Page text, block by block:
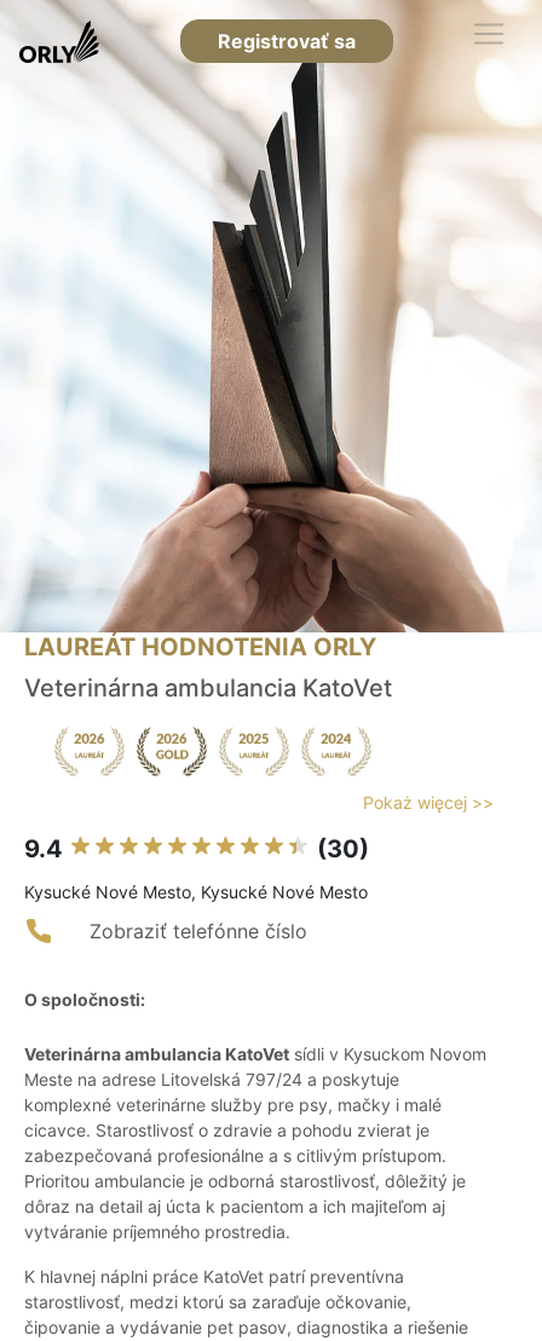
Registrovať sa
LAUREÁT HODNOTENIA ORLY
Veterinárna ambulancia KatoVet
Pokaż więcej >>
9.4 (30)
Kysucké Nové Mesto, Kysucké Nové Mesto
Zobraziť telefónne číslo
O spoločnosti:
Veterinárna ambulancia KatoVet sídli v Kysuckom Novom
Meste na adrese Litovelská 797/24 a poskytuje
komplexné veterinárne služby pre psy, mačky i malé
cicavce. Starostlivosť o zdravie a pohodu zvierat je
zabezpečovaná profesionálne a s citlivým prístupom.
Prioritou ambulancie je odborná starostlivosť, dôležitý je
dôraz na detail aj úcta k pacientom a ich majiteľom aj
vytváranie príjemného prostredia.
K hlavnej náplni práce KatoVet patrí preventívna
starostlivosť, medzi ktorú sa zaraďuje očkovanie,
čipovanie a vydávanie pet pasov, diagnostika a riešenie